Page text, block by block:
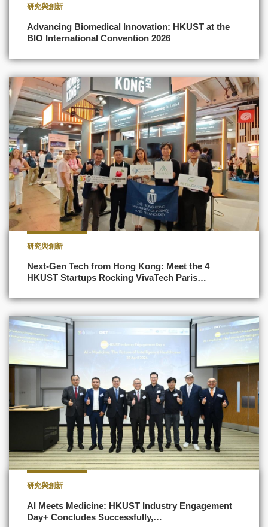
研究與創新
Advancing Biomedical Innovation: HKUST at the
BIO International Convention 2026
研究與創新
Next-Gen Tech from Hong Kong: Meet the 4
HKUST Startups Rocking VivaTech Paris…
研究與創新
AI Meets Medicine: HKUST Industry Engagement
Day+ Concludes Successfully,…